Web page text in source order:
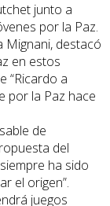
junto a
por la Paz.
Mignani, destacó
en estos
“Ricardo a
por la Paz hace
de
del
ha sido
el origen”.
juegos